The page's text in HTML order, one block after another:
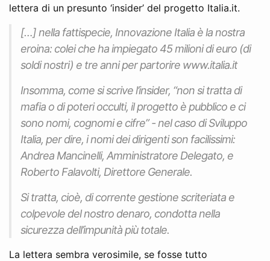
lettera di un presunto ‘insider’ del progetto Italia.it.
[…] nella fattispecie, Innovazione Italia è la nostra
eroina: colei che ha impiegato 45 milioni di euro (di
soldi nostri) e tre anni per partorire www.italia.it
Insomma, come si scrive l’insider, “non si tratta di
mafia o di poteri occulti, il progetto è pubblico e ci
sono nomi, cognomi e cifre” - nel caso di Sviluppo
Italia, per dire, i nomi dei dirigenti son facilissimi:
Andrea Mancinelli, Amministratore Delegato, e
Roberto Falavolti, Direttore Generale.
Si tratta, cioè, di corrente gestione scriteriata e
colpevole del nostro denaro, condotta nella
sicurezza dell’impunità più totale.
La lettera sembra verosimile, se fosse tutto